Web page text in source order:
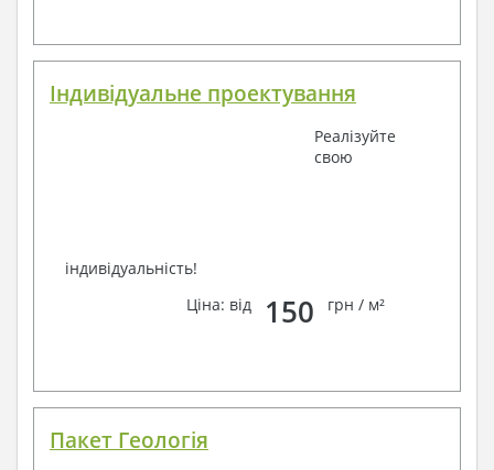
Індивідуальне проектування
Реалізуйте
свою
індивідуальність!
Ціна: від
150 грн / м²
Пакет Геологія